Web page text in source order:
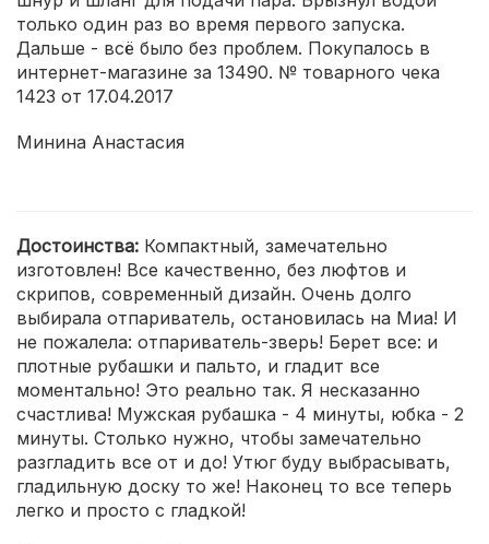
только один раз во время первого запуска.
Дальше - всё было без проблем. Покупалось в
интернет-магазине за 13490. № товарного чека
1423 от 17.04.2017
Минина Анастасия
Достоинства: Компактный, замечательно
изготовлен! Все качественно, без люфтов и
скрипов, современный дизайн. Очень долго
выбирала отпариватель, остановилась на Миа! И
не пожалела: отпариватель-зверь! Берет все: и
плотные рубашки и пальто, и гладит все
моментально! Это реально так. Я несказанно
счастлива! Мужская рубашка - 4 минуты, юбка - 2
минуты. Столько нужно, чтобы замечательно
разгладить все от и до! Утюг буду выбрасывать,
гладильную доску то же! Наконец то все теперь
легко и просто с гладкой!